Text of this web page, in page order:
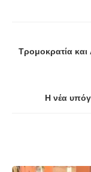
Τρομοκρατία
Η νέα